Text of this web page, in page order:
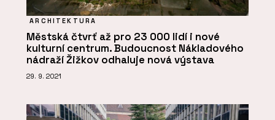
ARCHITEKTURA
Městská čtvrť až pro 23 000 lidí i nové
kulturní centrum. Budoucnost Nákladového
nádraží Žižkov odhaluje nová výstava
29. 9. 2021